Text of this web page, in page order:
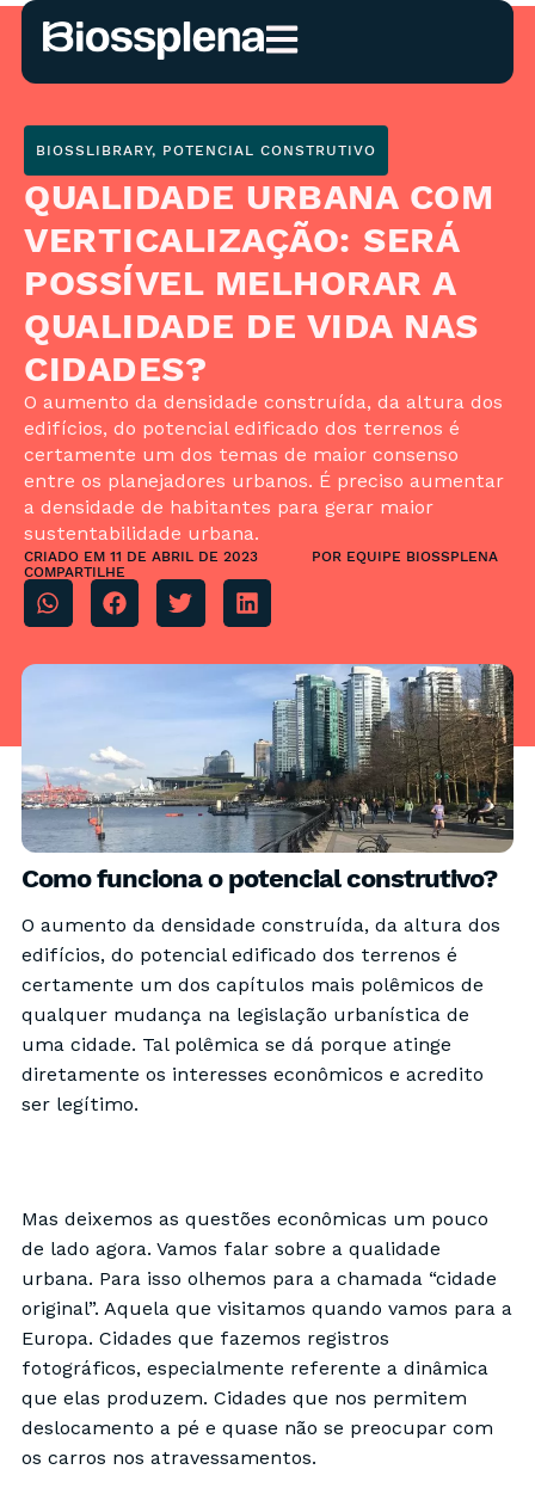
BIOSSLIBRARY, POTENCIAL CONSTRUTIVO
QUALIDADE URBANA COM
VERTICALIZAÇÃO: SERÁ
POSSÍVEL MELHORAR A
QUALIDADE DE VIDA NAS
CIDADES?
O aumento da densidade construída, da altura dos
edifícios, do potencial edificado dos terrenos é
certamente um dos temas de maior consenso
entre os planejadores urbanos. É preciso aumentar
a densidade de habitantes para gerar maior
sustentabilidade urbana.
CRIADO EM 11 DE ABRIL DE 2023 POR EQUIPE BIOSSPLENA
COMPARTILHE
Como funciona o potencial construtivo?
O aumento da densidade construída, da altura dos
edifícios, do potencial edificado dos terrenos é
certamente um dos capítulos mais polêmicos de
qualquer mudança na legislação urbanística de
uma cidade. Tal polêmica se dá porque atinge
diretamente os interesses econômicos e acredito
ser legítimo.
Mas deixemos as questões econômicas um pouco
de lado agora. Vamos falar sobre a qualidade
urbana. Para isso olhemos para a chamada “cidade
original”. Aquela que visitamos quando vamos para a
Europa. Cidades que fazemos registros
fotográficos, especialmente referente a dinâmica
que elas produzem. Cidades que nos permitem
deslocamento a pé e quase não se preocupar com
os carros nos atravessamentos.